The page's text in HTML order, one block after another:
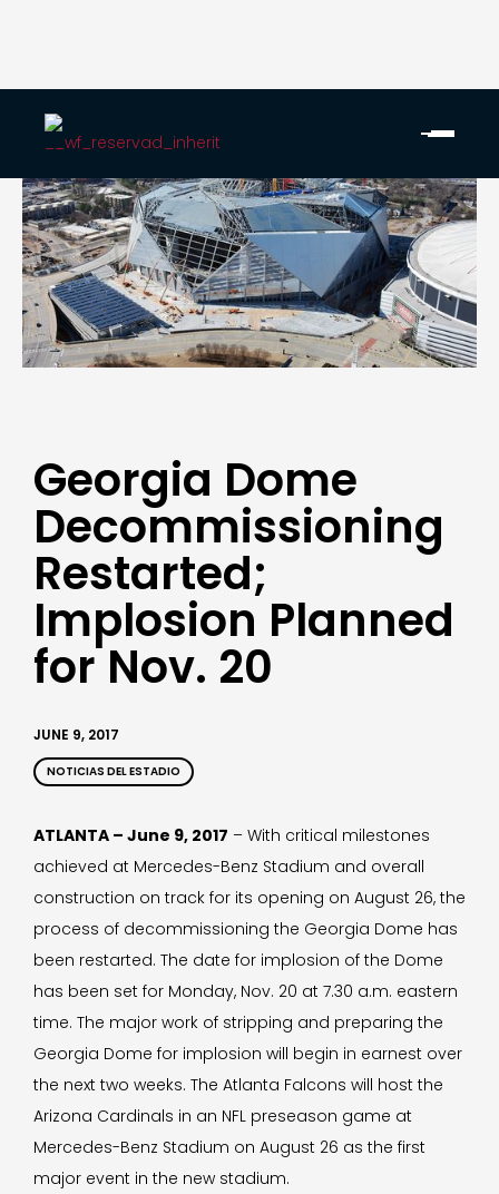
Georgia Dome
Decommissioning
Restarted;
Implosion Planned
for Nov. 20
JUNE 9, 2017
NOTICIAS DEL ESTADIO
ATLANTA – June 9, 2017 – With critical milestones
achieved at Mercedes-Benz Stadium and overall
construction on track for its opening on August 26, the
process of decommissioning the Georgia Dome has
been restarted. The date for implosion of the Dome
has been set for Monday, Nov. 20 at 7.30 a.m. eastern
time. The major work of stripping and preparing the
Georgia Dome for implosion will begin in earnest over
the next two weeks. The Atlanta Falcons will host the
Arizona Cardinals in an NFL preseason game at
Mercedes-Benz Stadium on August 26 as the first
major event in the new stadium.